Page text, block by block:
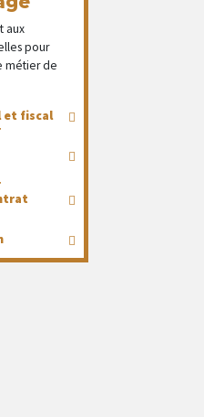
aux
pour
métier de
et fiscal